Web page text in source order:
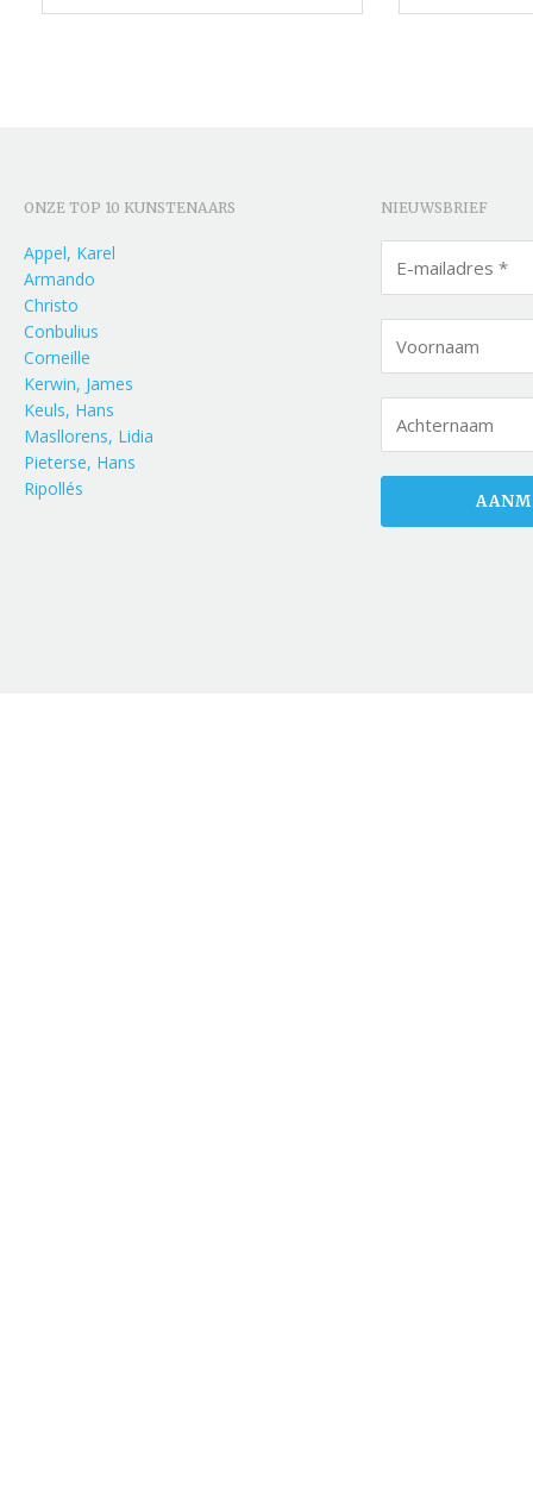
ONZE TOP 10 KUNSTENAARS
Appel, Karel
Armando
Christo
Conbulius
Corneille
Kerwin, James
Keuls, Hans
Masllorens, Lidia
Pieterse, Hans
Ripollés
NIEUWSBRIEF